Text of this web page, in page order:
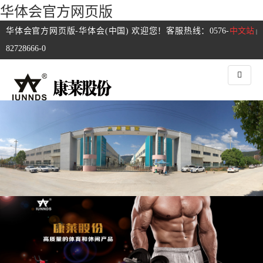
华体会官方网页版
中文站 |
华体会官方网页版-华体会(中国) 欢迎您！客服热线：0576-
82728666-0